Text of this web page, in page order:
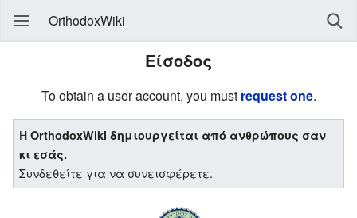
OrthodoxWiki
Είσοδος
To obtain a user account, you must request one.
ΗOrthodoxWiki δημιουργείται από ανθρώπους σαν
κι εσάς.
Συνδεθείτε για να συνεισφέρετε.